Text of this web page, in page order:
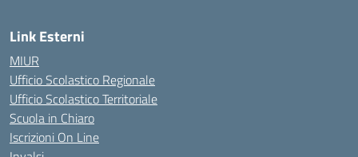
Link Esterni
MIUR
Ufficio Scolastico Regionale
Ufficio Scolastico Territoriale
Scuola in Chiaro
Iscrizioni On Line